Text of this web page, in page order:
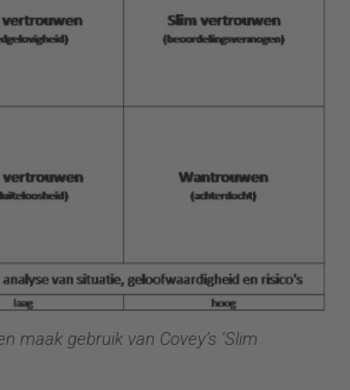
maak gebruik van Covey’s ‘Slim